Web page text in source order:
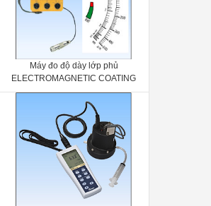
Máy đo độ dày lớp phủ
ELECTROMAGNETIC COATING
THICKNESS METER Sanko Pro-1